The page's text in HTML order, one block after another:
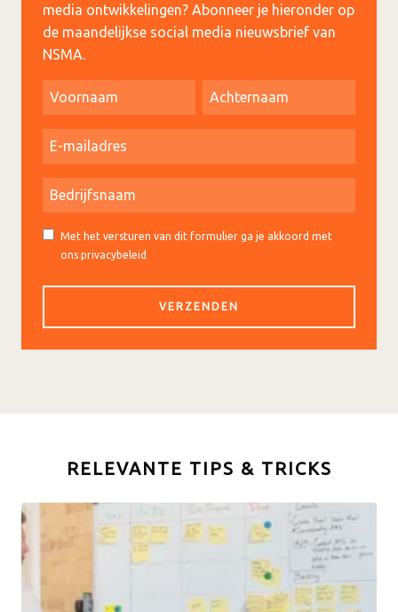
media ontwikkelingen? Abonneer je hieronder op
de maandelijkse social media nieuwsbrief van
NSMA.
Met het versturen van dit formulier ga je akkoord met
ons privacybeleid
RELEVANTE TIPS & TRICKS